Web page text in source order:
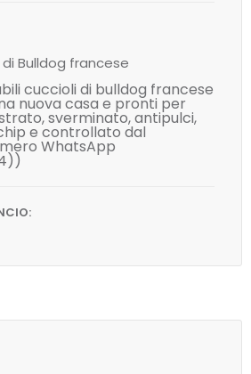
Bulldog francese
cuccioli di bulldog francese
nuova casa e pronti per
sverminato, antipulci,
e controllato dal
WhatsApp